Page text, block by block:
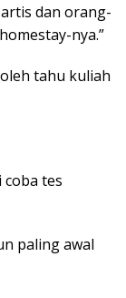
dan orang-
nya.”
tahu kuliah
coba tes
paling awal